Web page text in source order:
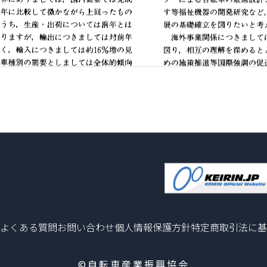
よくある質問お問い合わせ個人情報保護方針特定商取引法に
©自転車産業振興協会